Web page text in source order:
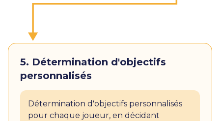
5. Détermination d'objectifs
personnalisés
Détermination d'objectifs personnalisés
pour chaque joueur, en décidant